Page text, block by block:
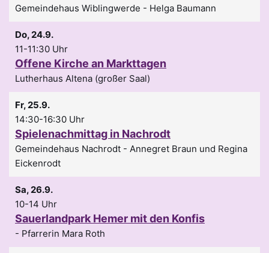
Gemeindehaus Wiblingwerde
Helga Baumann
Do, 24.9.
11-11:30 Uhr
Offene Kirche an Markttagen
Lutherhaus Altena (großer Saal)
Fr, 25.9.
14:30-16:30 Uhr
Spielenachmittag in Nachrodt
Gemeindehaus Nachrodt
Annegret Braun und Regina
Eickenrodt
Sa, 26.9.
10-14 Uhr
Sauerlandpark Hemer mit den Konfis
Pfarrerin Mara Roth